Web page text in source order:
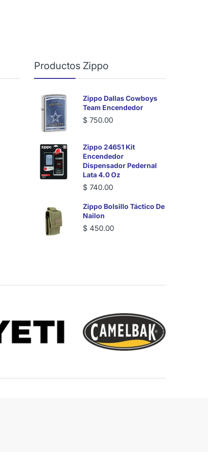
Productos Zippo
Zippo Dallas Cowboys
Team Encendedor
$ 750.00
Zippo 24651 Kit
Encendedor
Dispensador Pedernal
Lata 4.0 Oz
$ 740.00
Zippo Bolsillo Táctico De
Nailon
$ 450.00